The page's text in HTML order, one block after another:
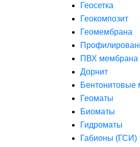
Геосетка
Геокомпозит
Геомембрана
ПВХ мембрана
Дорнит
Бентонитовые
Геоматы
Биоматы
Гидроматы
Габионы (ГСИ)